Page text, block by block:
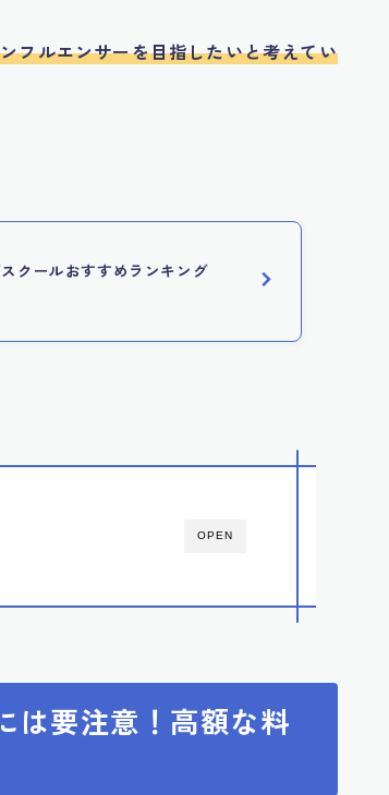
フルエンサーを目指したいと考えてい
クールおすすめランキング
OPEN
は要注意！高額な料